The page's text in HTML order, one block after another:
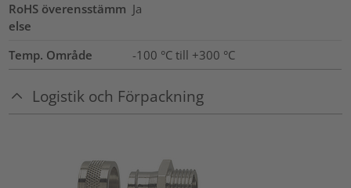
RoHS överensstämm
else
Ja
Temp. Område -100 °C till +300 °C
Logistik och Förpackning